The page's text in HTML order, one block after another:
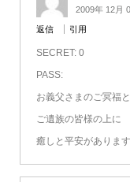
2009年 12月
返信 引用
SECRET: 0
PASS:
お義父さまのご冥福と
ご遺族の皆様の上に
癒しと平安がありま